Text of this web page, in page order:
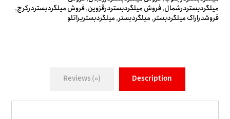
میلگردبستردرشمال,فروش میلگردبستردرقزوین,فروش میلگردبستردرکرج,
فروشدراراک میلگردبستر,میلگردبستر,میلگردبستربراتلو
Description
Reviews (0)